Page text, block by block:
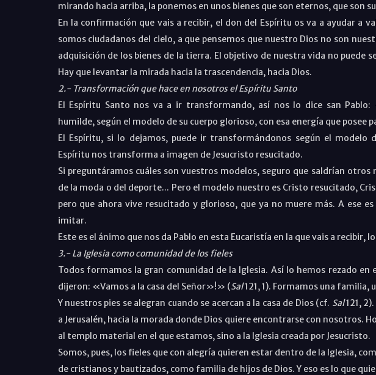
mirando hacia arriba, la ponemos en unos bienes que son eternos, que son
En la confirmación que vais a recibir, el don del Espíritu os va a ayudar a
somos ciudadanos del cielo, a que pensemos que nuestro Dios no son
adquisición de los bienes de la tierra. El objetivo de nuestra vida no puede
Hay que levantar la mirada hacia la trascendencia, hacia Dios.
2.- Transformación que hace en nosotros el Espíritu Santo
El Espíritu Santo nos va a ir transformando, así nos lo dice san
humilde, según el modelo de su cuerpo glorioso, con esa energía que
El Espíritu, si lo dejamos, puede ir transformándonos según el modelo
Espíritu nos transforma a imagen de Jesucristo resucitado.
Si preguntáramos cuáles son vuestros modelos, seguro que saldrían
de la moda o del deporte... Pero el modelo nuestro es Cristo resucitado,
pero que ahora vive resucitado y glorioso, que ya no muere más. A ese
imitar.
Este es el ánimo que nos da Pablo en esta Eucaristía en la que vais a recibir,
3.- La Iglesia como comunidad de los fieles
Todos formamos la gran comunidad de la Iglesia. Así lo hemos rezado en
dijeron: «Vamos a la casa del Señor»!» (Sal121, 1). Formamos una familia,
Y nuestros pies se alegran cuando se acercan a la casa de Dios (cf. Sal121,
a Jerusalén, hacia la morada donde Dios quiere encontrarse con nosotros.
al templo material en el que estamos, sino a la Iglesia creada por Jesucristo.
Somos, pues, los fieles que con alegría quieren estar dentro de la Iglesia,
de cristianos y bautizados, como familia de hijos de Dios. Y eso es lo que